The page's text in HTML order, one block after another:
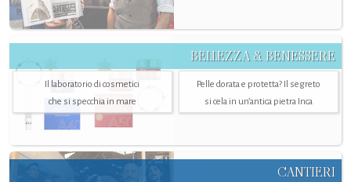
BELLEZZA & BENESSERE
Il laboratorio di cosmetici
che si specchia in mare
Pelle dorata e protetta? Il segreto
si cela in un’antica pietra Inca
CANTIERI